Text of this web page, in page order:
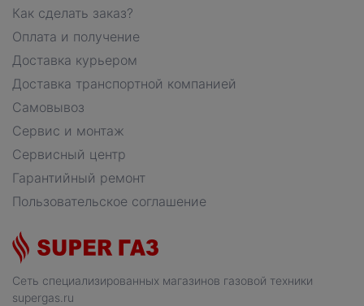
Сеть специализированных магазинов газовой техники
supergas.ru
Как сделать заказ?
Оплата и получение
Доставка курьером
Доставка транспортной компанией
Самовывоз
Сервис и монтаж
Сервисный центр
Гарантийный ремонт
Пользовательское соглашение